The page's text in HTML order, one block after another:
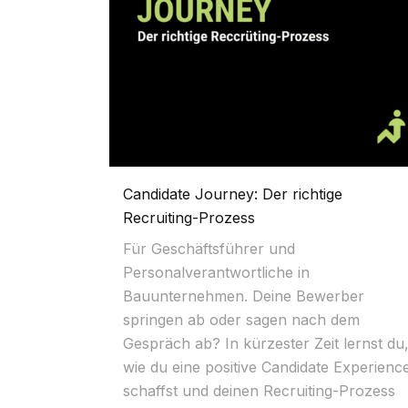
Candidate Journey: Der richtige
Recruiting-Prozess
Für Geschäftsführer und
Personalverantwortliche in
Bauunternehmen. Deine Bewerber
springen ab oder sagen nach dem
Gespräch ab? In kürzester Zeit lernst du,
wie du eine positive Candidate
schaffst und deinen Recruiting-Prozess